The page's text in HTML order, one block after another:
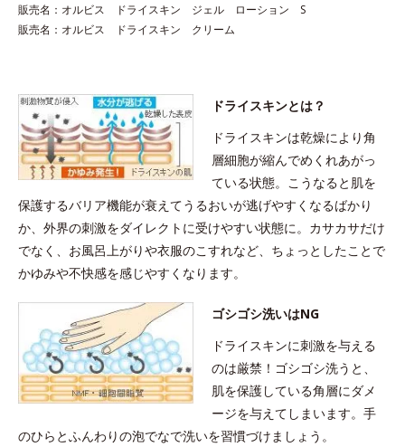
医薬部外品で肌にやさしい泡状ボディシャンプー
デリケートなお肌はやさしく洗いたい。押すだけでキメ細かくク
リチルリチン酸ジカリウム配合。肌荒れを防止し、すこやかな肌
を保ちます。 また、低刺激性のアミノ酸系洗浄成分と角層保護
成分・モイスチャーシールド成分配合。汚れをきちんと落としな
がらうるおいは残すから、洗い上がりはしっとりやわらか。
※申し訳ありませんがサンプルはございません。
※泡を出すための特殊ボトルですので、最初はボトル入りからお
求めください。
※乾燥による敏感肌の方、および子どもによる連用テスト実施済
（すべての人のお肌に合うというわけではありません。）
●無油分、無香料、無着色 ●グリチルリチン酸ジカリウム配合＝肌荒
れ防止有効成分●アミノ酸系洗浄成分配合●モイスチャーシールド成
分配合＝角層保護成分●ヨモギエキス、ももの葉エキス配合＝植物性
販売名：オルビス ドライスキン ジェル ローション S
販売名：オルビス ドライスキン クリーム
ドライスキンとは？
ドライスキンは乾燥により角
層細胞が縮んでめくれあがっ
ている状態。こうなると肌を
保護するバリア機能が衰えてうるおいが逃げやすくなるばかり
か、外界の刺激をダイレクトに受けやすい状態に。カサカサだけ
でなく、お風呂上がりや衣服のこすれなど、ちょっとしたことで
かゆみや不快感を感じやすくなります。
ゴシゴシ洗いはNG
ドライスキンに刺激を与える
のは厳禁！ゴシゴシ洗うと、
肌を保護している角層にダメ
ージを与えてしまいます。手
のひらとふんわりの泡でなで洗いを習慣づけましょう。